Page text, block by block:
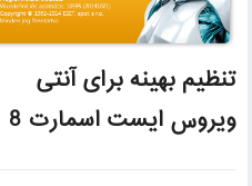
تنظیم بهینه برای آنتی
ویروس ایست اسمارت 8